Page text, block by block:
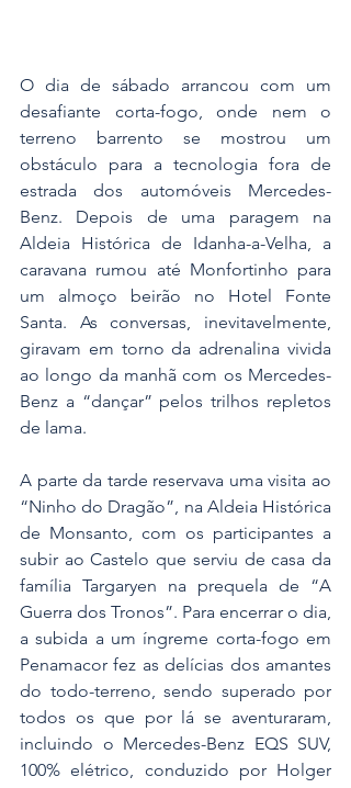
O dia de sábado arrancou com um
desafiante corta-fogo, onde nem o
terreno barrento se mostrou um
obstáculo para a tecnologia fora de
estrada dos automóveis Mercedes-
Benz. Depois de uma paragem na
Aldeia Histórica de Idanha-a-Velha, a
caravana rumou até Monfortinho para
um almoço beirão no Hotel Fonte
Santa. As conversas, inevitavelmente,
giravam em torno da adrenalina vivida
ao longo da manhã com os Mercedes-
Benz a “dançar” pelos trilhos repletos
de lama.
A parte da tarde reservava uma visita ao
“Ninho do Dragão”, na Aldeia Histórica
de Monsanto, com os participantes a
subir ao Castelo que serviu de casa da
família Targaryen na prequela de “A
Guerra dos Tronos”. Para encerrar o dia,
a subida a um íngreme corta-fogo em
Penamacor fez as delícias dos amantes
do todo-terreno, sendo superado por
todos os que por lá se aventuraram,
incluindo o Mercedes-Benz EQS SUV,
100% elétrico, conduzido por Holger